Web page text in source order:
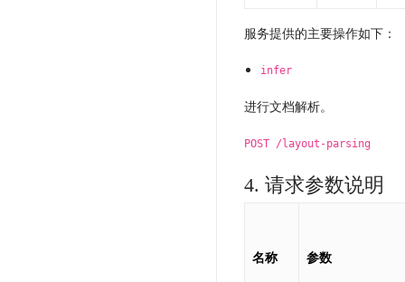
服务提供的主要操作如下：
infer
进行文档解析。
POST /layout-parsing
4. 请求参数说明
名称 参数